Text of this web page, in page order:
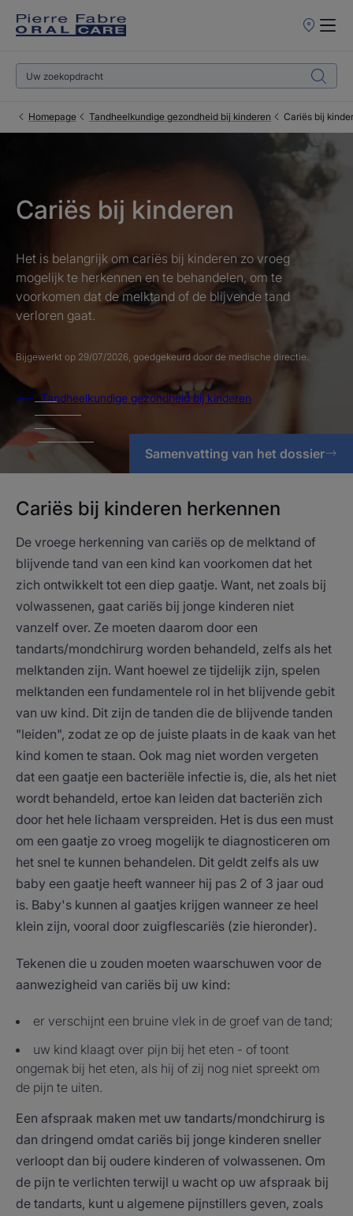
Homepage Tandheelkundige gezondheid bij kinderen Cariës bij
Cariës bij kinderen
Het is belangrijk om cariës bij kinderen zo vroeg
mogelijk te herkennen en te behandelen, om te
voorkomen dat de melktand of de blijvende tand
verloren gaat.
Bijgewerkt op 29/07/2026, goedgekeurd door de medische directie.
Tandheelkundige gezondheid bij kinderen
Samenvatting van het dossier
Cariës bij kinderen herkennen
De vroege herkenning van cariës op de melktand of
blijvende tand van een kind kan voorkomen dat het
zich ontwikkelt tot een diep gaatje. Want, net zoals bij
volwassenen, gaat cariës bij jonge kinderen niet
vanzelf over. Ze moeten daarom door een
tandarts/mondchirurg worden behandeld, zelfs als het
melktanden zijn. Want hoewel ze tijdelijk zijn, spelen
melktanden een fundamentele rol in het blijvende gebit
van uw kind. Dit zijn de tanden die de blijvende tanden
"leiden", zodat ze op de juiste plaats in de kaak van het
kind komen te staan. Ook mag niet worden vergeten
dat een gaatje een bacteriële infectie is, die, als het niet
wordt behandeld, ertoe kan leiden dat bacteriën zich
door het hele lichaam verspreiden. Het is dus een must
om een gaatje zo vroeg mogelijk te diagnosticeren om
het snel te kunnen behandelen. Dit geldt zelfs als uw
baby een gaatje heeft wanneer hij pas 2 of 3 jaar oud
is. Baby's kunnen al gaatjes krijgen wanneer ze heel
klein zijn, vooral door zuigflescariës (zie hieronder).
Tekenen die u zouden moeten waarschuwen voor de
aanwezigheid van cariës bij uw kind:
er verschijnt een bruine vlek in de groef van de tand;
uw kind klaagt over pijn bij het eten - of toont
ongemak bij het eten, als hij of zij nog niet spreekt om
de pijn te uiten.
Een afspraak maken met uw tandarts/mondchirurg is
dan dringend omdat cariës bij jonge kinderen sneller
verloopt dan bij oudere kinderen of volwassenen. Om
de pijn te verlichten terwijl u wacht op uw afspraak bij
de tandarts, kunt u algemene pijnstillers geven, zoals